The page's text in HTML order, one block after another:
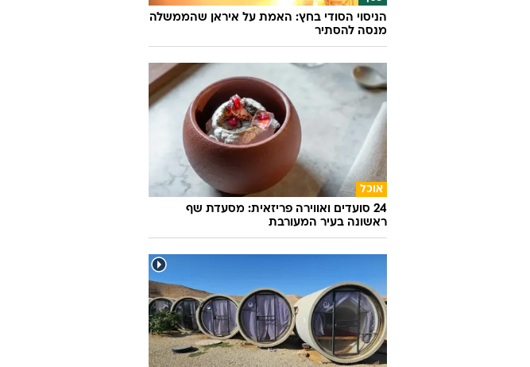
מנסה להסתיר
אוכל
24 סועדים ואווירה פריזאית: מסעדת שף
ראשונה בעיר המעורבת
תיירות